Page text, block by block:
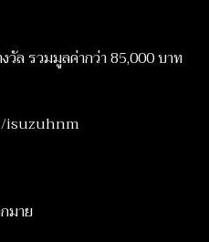
วัล รวมมูลค่ากว่า 85,000 บาท
isuzuhnm
มาย